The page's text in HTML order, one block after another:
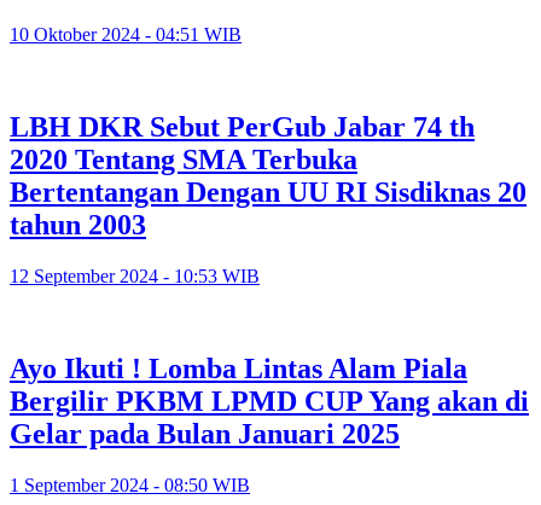
10 Oktober 2024 - 04:51 WIB
LBH DKR Sebut PerGub Jabar 74 th
2020 Tentang SMA Terbuka
Bertentangan Dengan UU RI Sisdiknas 20
tahun 2003
12 September 2024 - 10:53 WIB
Ayo Ikuti ! Lomba Lintas Alam Piala
Bergilir PKBM LPMD CUP Yang akan di
Gelar pada Bulan Januari 2025
1 September 2024 - 08:50 WIB